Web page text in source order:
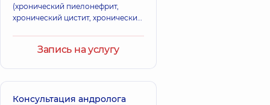
(хронический пиелонефрит,
хронический цистит, хронический
заболеваний, передающихся
Запись на услугу
Консультация андролога